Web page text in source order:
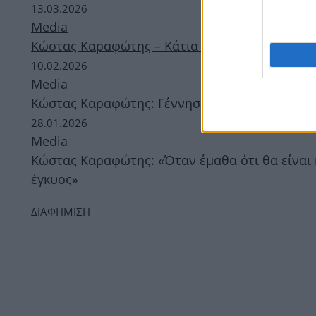
13.03.2026
Media
Κώστας Καραφώτης – Κάτια Μάνου: Η πρώτη
10.02.2026
Media
Κώστας Καραφώτης: Γέννησε η σύζυγός του,
28.01.2026
Media
Κώστας Καραφώτης: «Όταν έμαθα ότι θα είναι
έγκυος»
ΔΙΑΦΗΜΙΣΗ